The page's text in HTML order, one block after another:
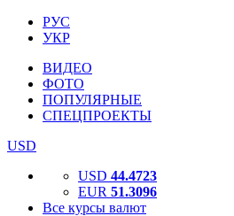
РУС
УКР
ВИДЕО
ФОТО
ПОПУЛЯРНЫЕ
СПЕЦПРОЕКТЫ
USD
USD 44.4723
EUR 51.3096
Все курсы валют